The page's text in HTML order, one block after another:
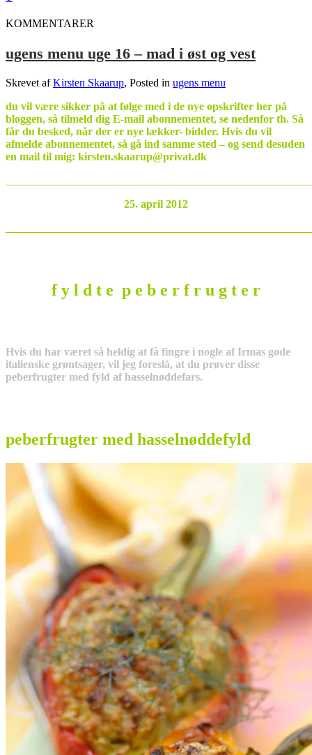
KOMMENTARER
ugens menu uge 16 – mad i øst og vest
Skrevet afKirsten Skaarup, Posted in ugens menu
du vil være sikker på at følge med i de nye opskrifter her på
bloggen, så tilmeld dig E-mail abonnementet, se nedenfor th. Så
får du besked, når der er nye lækker- bidder. Hvis du vil
afmelde abonnementet, så gå ind samme sted – og send desuden
en mail til mig: kirsten.skaarup@privat.dk
25. april 2012
f y l d t e p e b e r f r u g t e r
Hvis du har været så heldig at få fingre i nogle af Irmas gode
italienske grøntsager, vil jeg foreslå, at du prøver disse
peberfrugter med fyld af hasselnøddefars.
peberfrugter med hasselnøddefyld